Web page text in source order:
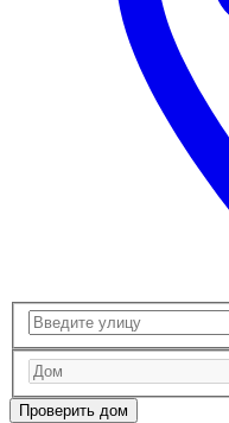
Проверить дом